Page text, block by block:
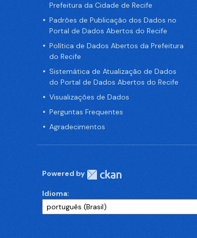
Prefeitura da Cidade de Recife
Padrões de Publicação dos Dados no
Portal de Dados Abertos do Recife
Política de Dados Abertos da Prefeitura
do Recife
Sistemática de Atualização de Dados
do Portal de Dados Abertos do Recife
Visualizações de Dados
Perguntas Frequentes
Agradecimentos
Powered by
Idioma